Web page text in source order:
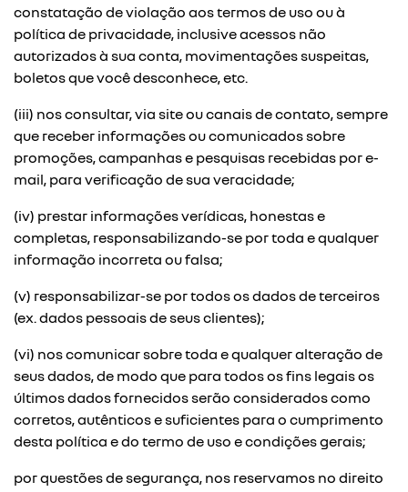
constatação de violação aos termos de uso ou à
política de privacidade, inclusive acessos não
autorizados à sua conta, movimentações suspeitas,
boletos que você desconhece, etc.
(iii) nos consultar, via site ou canais de contato, sempre
que receber informações ou comunicados sobre
promoções, campanhas e pesquisas recebidas por e-
mail, para verificação de sua veracidade;
(iv) prestar informações verídicas, honestas e
completas, responsabilizando-se por toda e qualquer
informação incorreta ou falsa;
(v) responsabilizar-se por todos os dados de terceiros
(ex. dados pessoais de seus clientes);
(vi) nos comunicar sobre toda e qualquer alteração de
seus dados, de modo que para todos os fins legais os
últimos dados fornecidos serão considerados como
corretos, autênticos e suficientes para o cumprimento
desta política e do termo de uso e condições gerais;
por questões de segurança, nos reservamos no direito